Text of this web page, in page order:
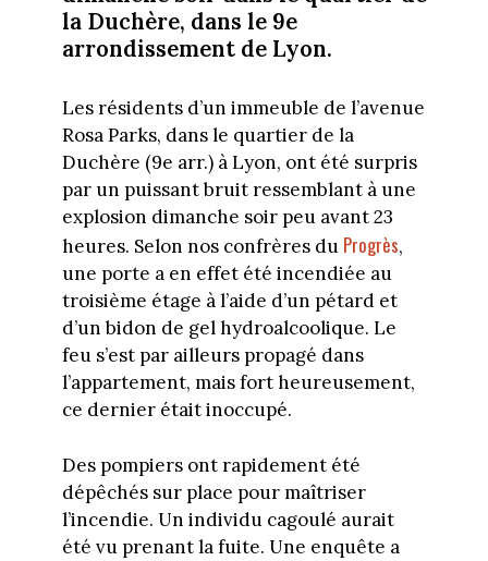
la Duchère, dans le 9e
arrondissement de Lyon.
Les résidents d’un immeuble de l’avenue
Rosa Parks, dans le quartier de la
Duchère (9e arr.) à Lyon, ont été surpris
par un puissant bruit ressemblant à une
explosion dimanche soir peu avant 23
heures. Selon nos confrères du Progrès,
une porte a en effet été incendiée au
troisième étage à l’aide d’un pétard et
d’un bidon de gel hydroalcoolique. Le
feu s’est par ailleurs propagé dans
l’appartement, mais fort heureusement,
ce dernier était inoccupé.
Des pompiers ont rapidement été
dépêchés sur place pour maîtriser
l’incendie. Un individu cagoulé aurait
été vu prenant la fuite. Une enquête a